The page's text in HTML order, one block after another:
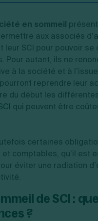
en sommeil
aux associés
leur SCI pour pouvoir se
Pour autant, ils ne
à la société et à
reprendre leur
du début les
qui peuvent être
certaines
comptables, qu’il est
éviter une radiation
de SCI :
?